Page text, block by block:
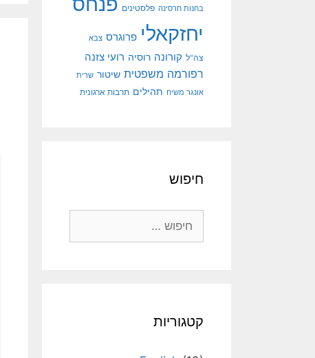
בחנות חרסינה פלסטינים
יחזקאלי פרוגרס צבא
צה"ל קורונה רוסיה רועי צזנה
רפורמה משפטית שיטור שרית
אונגר משיח תהילים תרבות ארגונית
חיפוש
קטגוריות